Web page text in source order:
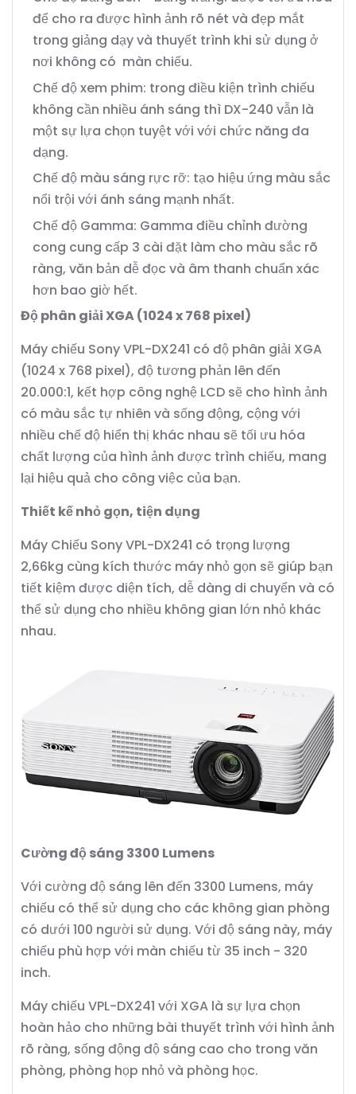
để cho ra được hình ảnh rõ nét và đẹp mắt
trong giảng dạy và thuyết trình khi sử dụng ở
nơi không có màn chiếu.
Chế độ xem phim: trong điều kiện trình chiếu
không cần nhiều ánh sáng thì DX-240 vẫn là
một sự lựa chọn tuyệt với với chức năng đa
dạng.
Chế độ màu sáng rực rỡ: tạo hiệu ứng màu sắc
nổi trội với ánh sáng mạnh nhất.
Chế độ Gamma: Gamma điều chỉnh đường
cong cung cấp 3 cài đặt làm cho màu sắc rõ
ràng, văn bản dễ đọc và âm thanh chuẩn xác
hơn bao giờ hết.
Độ phân giải XGA (1024 x 768 pixel)
Máy chiếu Sony VPL-DX241 có độ phân giải XGA
(1024 x 768 pixel), độ tương phản lên đến
20.000:1, kết hợp công nghệ LCD sẽ cho hình ảnh
có màu sắc tự nhiên và sống động, cộng với
nhiều chế độ hiển thị khác nhau sẽ tối ưu hóa
chất lượng của hình ảnh được trình chiếu, mang
lại hiệu quả cho công việc của bạn.
Thiết kế nhỏ gọn, tiện dụng
Máy Chiếu Sony VPL-DX241 có trọng lượng
2,66kg cùng kích thước máy nhỏ gọn sẽ giúp bạn
tiết kiệm được diện tích, dễ dàng di chuyển và có
thể sử dụng cho nhiều không gian lớn nhỏ khác
nhau.
Cường độ sáng 3300 Lumens
Với cường độ sáng lên đến 3300 Lumens, máy
chiếu có thể sử dụng cho các không gian phòng
có dưới 100 người sử dụng. Với độ sáng này, máy
chiếu phù hợp với màn chiếu từ 35 inch - 320
inch.
Máy chiếu VPL-DX241 với XGA là sự lựa chọn
hoàn hảo cho những bài thuyết trình với hình ảnh
rõ ràng, sống động độ sáng cao cho trong văn
phòng, phòng họp nhỏ và phòng học.